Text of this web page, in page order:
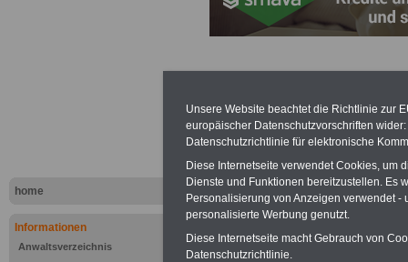
home
Informationen
Anwaltsverzeichnis
Lexikon für
A B
C
K
L M N O P
.
Unsere Website beachtet die Richtlinie zur
europäischer Datenschutzvorschriften
Datenschutzrichtlinie für elektronische
Diese Internetseite verwendet Cookies, um
Dienste und Funktionen bereitzustellen. Es
Personalisierung von Anzeigen verwendet
personalisierte Werbung genutzt.
Diese Internetseite macht Gebrauch von
Datenschutzrichtlinie.